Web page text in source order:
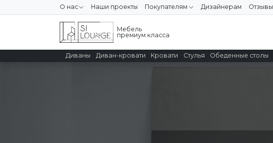
О нас Наши проекты Покупателям Дизайнерам Отзывы
Мебель
премиум класса
Диваны Диван-кровати Кровати Стулья Обеденные столы